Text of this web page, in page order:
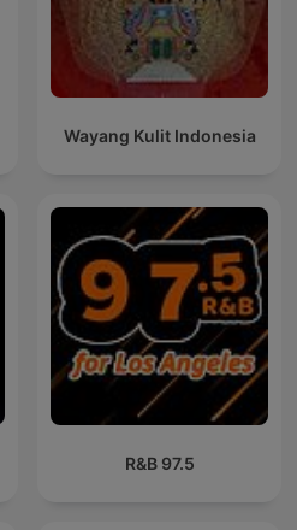
Wayang Kulit Indonesia
97.5 R&B